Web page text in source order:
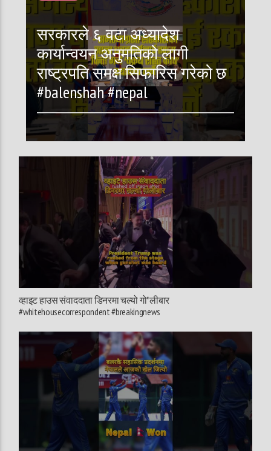
सरकारले ६ वटा अध्यादेश
कार्यान्वयन अनुमतिको लागी
राष्ट्रपति समक्ष सिफारिस गरेको छ
#balenshah #nepal
व्हाइट हाउस संवाददाता डिनरमा चल्यो गो*लीबार
#whitehousecorrespondent #breakingnews